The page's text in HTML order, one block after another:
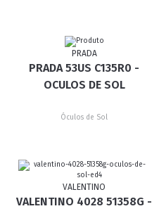
PRADA
PRADA 53US C135R0 -
OCULOS DE SOL
Óculos de Sol
VALENTINO
VALENTINO 4028 51358G -